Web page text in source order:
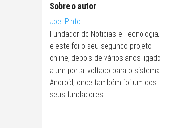
Sobre o autor
Joel Pinto
Fundador do Noticias e Tecnologia,
e este foi o seu segundo projeto
online, depois de vários anos ligado
a um portal voltado para o sistema
Android, onde também foi um dos
seus fundadores.